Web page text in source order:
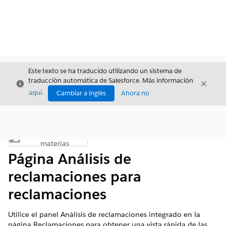
Cerrar
Este texto se ha traducido utilizando un sistema de
traducción automática de Salesforce. Más información
aquí. Cambiar a inglés Ahora no
Cerrar
Mostrar índice de materias
materias
Página Análisis de
reclamaciones para
reclamaciones
Utilice el panel Análisis de reclamaciones integrado en la